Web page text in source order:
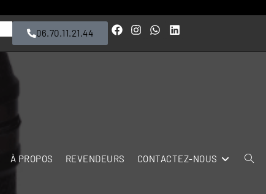
06.70.11.21.44
À PROPOS REVENDEURS CONTACTEZ-NOUS